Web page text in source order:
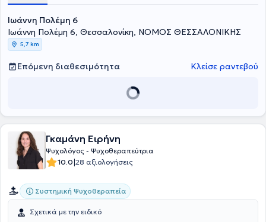
Ιωάννη Πολέμη 6
Ιωάννη Πολέμη 6, Θεσσαλονίκη, ΝΟΜΟΣ ΘΕΣΣΑΛΟΝΙΚΗΣ
5,7 km
Επόμενη διαθεσιμότητα Κλείσε ραντεβού
Γκαμάνη Ειρήνη
Ψυχολόγος - Ψυχοθεραπεύτρια
10.0|28 αξιολογήσεις
Συστημική Ψυχοθεραπεία
Σχετικά με την ειδικό